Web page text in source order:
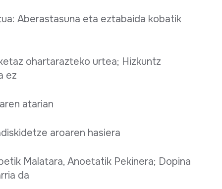
Aberastasuna eta eztabaida kobatik
ohartarazteko urtea; Hizkuntz
ez
atarian
aroaren hasiera
Malatara, Anoetatik Pekinera; Dopina
da